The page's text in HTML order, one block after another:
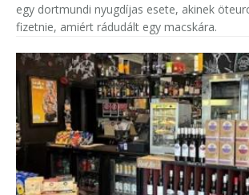
egy dortmundi nyugdíjas esete, akinek
fizetnie, amiért rádudált egy macskára.